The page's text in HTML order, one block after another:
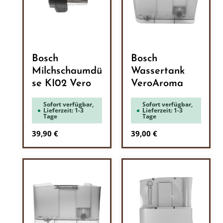
Bosch
Milchschaumdü
se KI02 Vero
Sofort verfügbar,
Lieferzeit: 1-3
Tage
Regulärer Preis:
39,90 €
Bosch
Wassertank
VeroAroma
Sofort verfügbar,
Lieferzeit: 1-3
Tage
Regulärer Preis:
39,00 €